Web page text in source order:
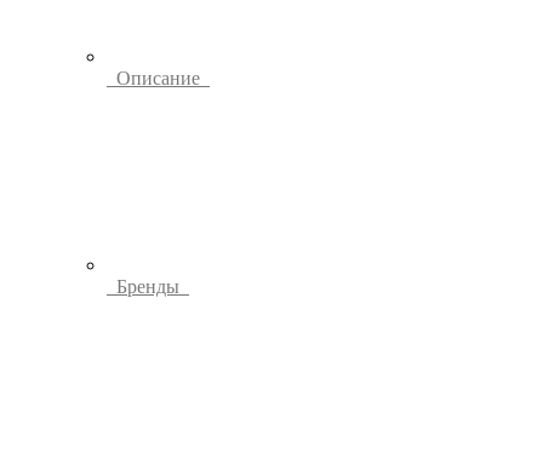
Описание
Бренды